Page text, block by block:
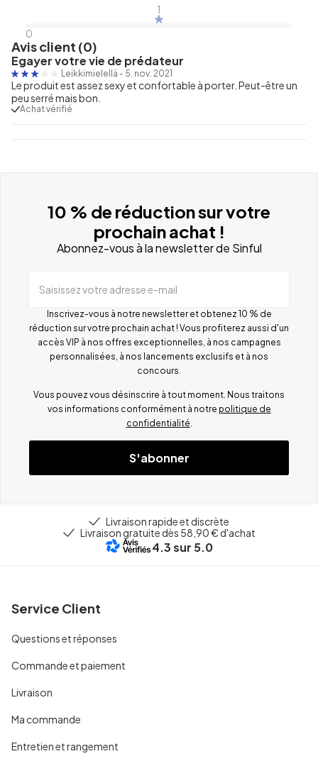
1
0
Avis client (0)
Egayer votre vie de prédateur
Leikkimielellä - 5. nov. 2021
Le produit est assez sexy et confortable à porter. Peut-être un
peu serré mais bon.
Achat vérifié
10 % de réduction sur votre
prochain achat !
Abonnez-vous à la newsletter de Sinful
Saisissez votre adresse e-mail
Inscrivez-vous à notre newsletter et obtenez 10 % de
réduction sur votre prochain achat ! Vous profiterez aussi d'un
accès VIP à nos offres exceptionnelles, à nos campagnes
personnalisées, à nos lancements exclusifs et à nos
concours.
Vous pouvez vous désinscrire à tout moment. Nous traitons
vos informations conformément à notre politique de
confidentialité
S'abonner
Livraison rapide et discrète
Livraison gratuite dès 58,90 € d'achat
4.3sur 5.0
Service Client
Questions et réponses
Commande et paiement
Livraison
Ma commande
Entretien et rangement